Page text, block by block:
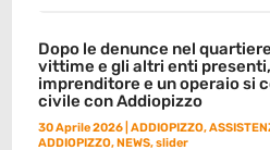
Dopo le denunce nel
vittime e gli altri enti
imprenditore e un operaio si
civile con Addiopizzo
30 Aprile 2026 |ADDIOPIZZO,
ADDIOPIZZO,NEWS,slider